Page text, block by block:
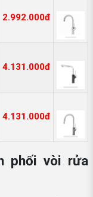
2.992.000đ
4.131.000đ
4.131.000đ
phối vòi rửa